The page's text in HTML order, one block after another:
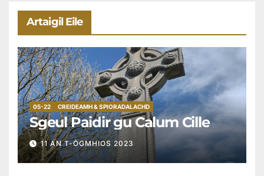
Artaigil Eile
05-22 CREIDEAMH & SPIORADALACHD
Sgeul Paidir gu Calum Cille
11 AN T-ÒGMHIOS 2023